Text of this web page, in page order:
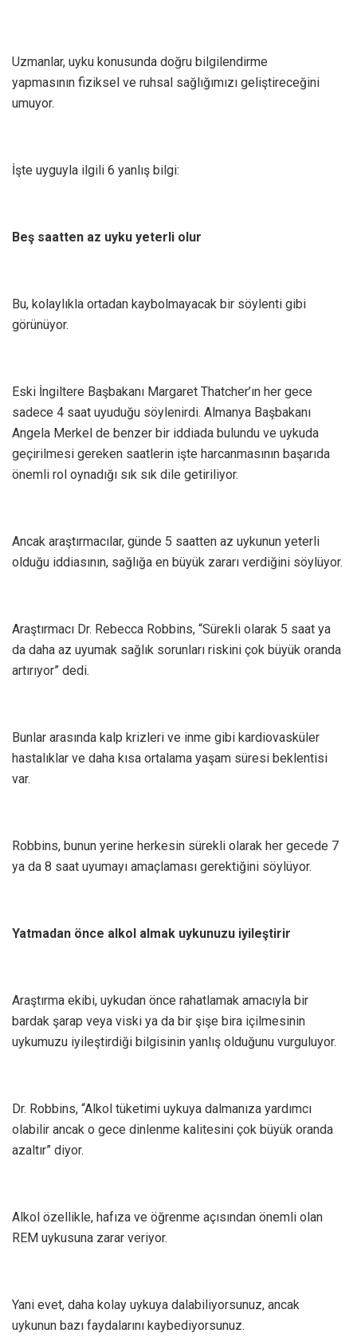
Uzmanlar, uyku konusunda doğru bilgilendirme
yapmasının fiziksel ve ruhsal sağlığımızı geliştireceğini
umuyor.
İşte uyguyla ilgili 6 yanlış bilgi:
Beş saatten az uyku yeterli olur
Bu, kolaylıkla ortadan kaybolmayacak bir söylenti gibi
görünüyor.
Eski İngiltere Başbakanı Margaret Thatcher’ın her gece
sadece 4 saat uyuduğu söylenirdi. Almanya Başbakanı
Angela Merkel de benzer bir iddiada bulundu ve uykuda
geçirilmesi gereken saatlerin işte harcanmasının başarıda
önemli rol oynadığı sık sık dile getiriliyor.
Ancak araştırmacılar, günde 5 saatten az uykunun yeterli
olduğu iddiasının, sağlığa en büyük zararı verdiğini söylüyor.
Araştırmacı Dr. Rebecca Robbins, “Sürekli olarak 5 saat ya
da daha az uyumak sağlık sorunları riskini çok büyük oranda
artırıyor” dedi.
Bunlar arasında kalp krizleri ve inme gibi kardiovasküler
hastalıklar ve daha kısa ortalama yaşam süresi beklentisi
var.
Robbins, bunun yerine herkesin sürekli olarak her gecede 7
ya da 8 saat uyumayı amaçlaması gerektiğini söylüyor.
Yatmadan önce alkol almak uykunuzu iyileştirir
Araştırma ekibi, uykudan önce rahatlamak amacıyla bir
bardak şarap veya viski ya da bir şişe bira içilmesinin
uykumuzu iyileştirdiği bilgisinin yanlış olduğunu vurguluyor.
Dr. Robbins, “Alkol tüketimi uykuya dalmanıza yardımcı
olabilir ancak o gece dinlenme kalitesini çok büyük oranda
azaltır” diyor.
Alkol özellikle, hafıza ve öğrenme açısından önemli olan
REM uykusuna zarar veriyor.
Yani evet, daha kolay uykuya dalabiliyorsunuz, ancak
uykunun bazı faydalarını kaybediyorsunuz.